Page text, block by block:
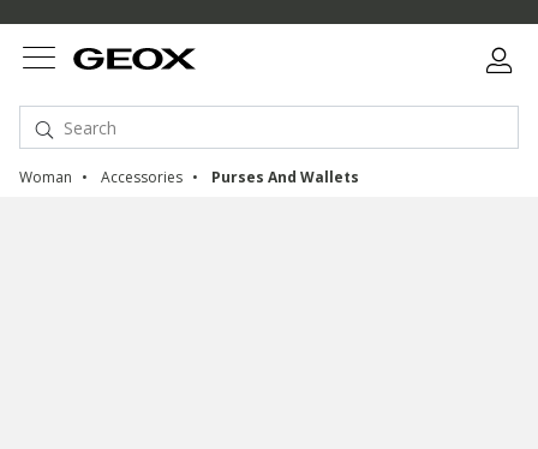
Woman Accessories Purses And Wallets